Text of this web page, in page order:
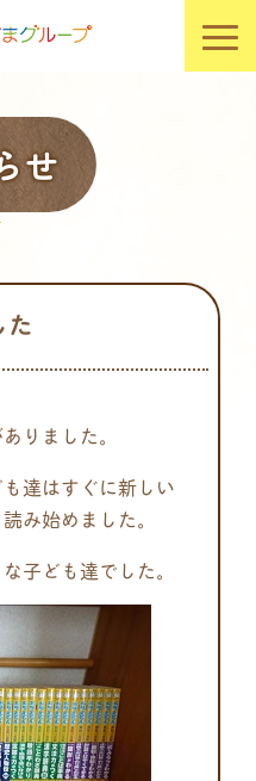
せ
た
りました。
達はすぐに新しい
み始めました。
子ども達でした。